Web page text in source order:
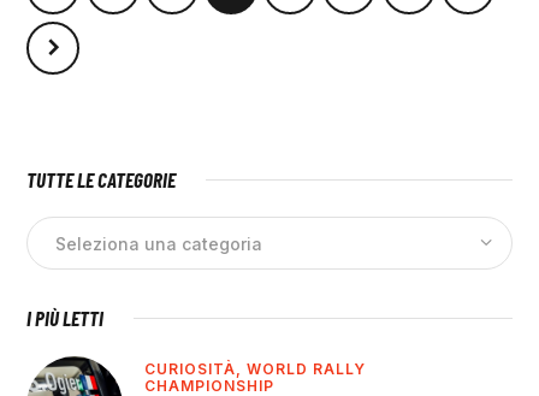
TUTTE LE CATEGORIE
I PIÙ LETTI
CURIOSITÀ,WORLD RALLY
CHAMPIONSHIP